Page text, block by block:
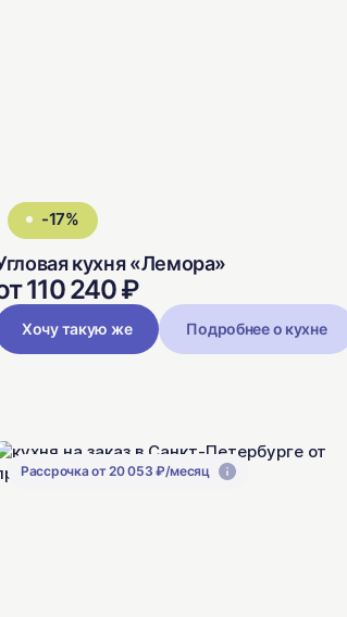
-17%
кухня «Лемора»
110 240 ₽
Хочу такую же Подробнее о кухне
Рассрочка от 20 053 ₽/месяц